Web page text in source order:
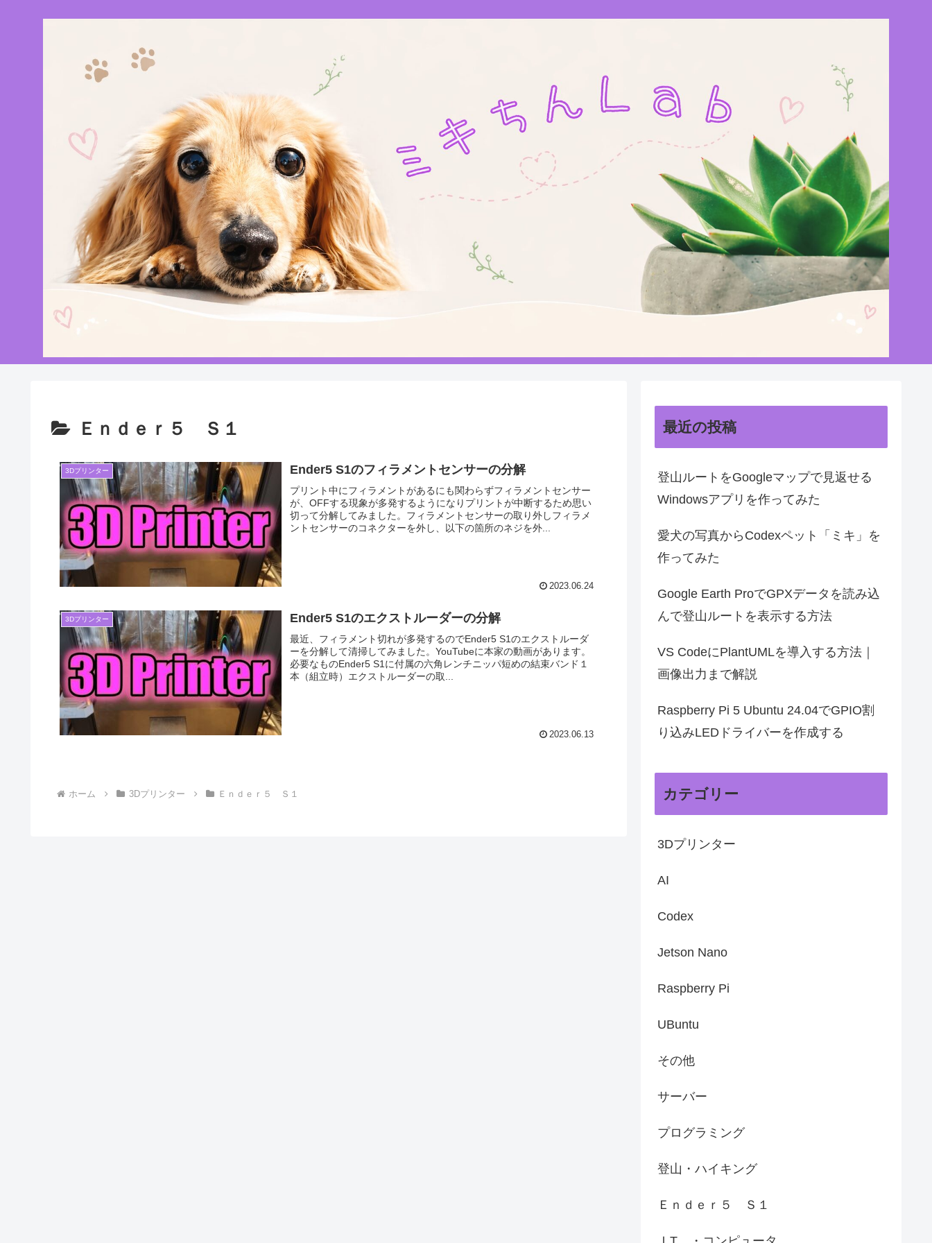
Ｅｎｄｅｒ５ Ｓ１
3Dプリンター Ender5 S1のフィラメントセンサーの分解
プリント中にフィラメントがあるにも関わらずフィラメントセンサー
が、OFFする現象が多発するようになりプリントが中断するため思い
切って分解してみました。フィラメントセンサーの取り外しフィラメ
ントセンサーのコネクターを外し、以下の箇所のネジを外...
2023.06.24
3Dプリンター Ender5 S1のエクストルーダーの分解
最近、フィラメント切れが多発するのでEnder5 S1のエクストルーダ
ーを分解して清掃してみました。YouTubeに本家の動画があります。
必要なものEnder5 S1に付属の六角レンチニッパ短めの結束バンド１
本（組立時）エクストルーダーの取...
2023.06.13
ホーム 3Dプリンター Ｅｎｄｅｒ５ Ｓ１
最近の投稿
登山ルートをGoogleマップで見返せる
Windowsアプリを作ってみた
愛犬の写真からCodexペット「ミキ」を
作ってみた
Google Earth ProでGPXデータを読み込
んで登山ルートを表示する方法
VS CodeにPlantUMLを導入する方法｜
画像出力まで解説
Raspberry Pi 5 Ubuntu 24.04でGPIO割
り込みLEDドライバーを作成する
カテゴリー
3Dプリンター
AI
Codex
Jetson Nano
Raspberry Pi
UBuntu
その他
サーバー
プログラミング
登山・ハイキング
Ｅｎｄｅｒ５ Ｓ１